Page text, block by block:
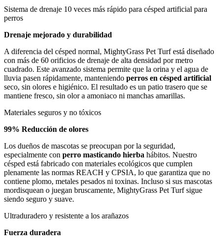
Sistema de drenaje 10 veces más rápido para césped artificial para
perros
Drenaje mejorado y durabilidad
A diferencia del césped normal, MightyGrass Pet Turf está diseñado
con más de 60 orificios de drenaje de alta densidad por metro
cuadrado. Este avanzado sistema permite que la orina y el agua de
lluvia pasen rápidamente, manteniendo perros en césped artificial
seco, sin olores e higiénico. El resultado es un patio trasero que se
mantiene fresco, sin olor a amoniaco ni manchas amarillas.
Materiales seguros y no tóxicos
99% Reducción de olores
Los dueños de mascotas se preocupan por la seguridad,
especialmente con perro masticando hierba hábitos. Nuestro
césped está fabricado con materiales ecológicos que cumplen
plenamente las normas REACH y CPSIA, lo que garantiza que no
contiene plomo, metales pesados ni toxinas. Incluso si sus mascotas
mordisquean o juegan bruscamente, MightyGrass Pet Turf sigue
siendo seguro y suave.
Ultraduradero y resistente a los arañazos
Fuerza duradera